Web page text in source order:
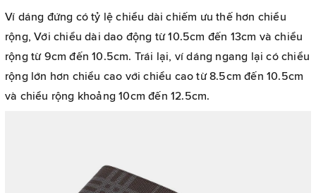
Ví dáng đứng có tỷ lệ chiều dài chiếm ưu thế hơn chiều
rộng, Với chiều dài dao động từ 10.5cm đến 13cm và chiều
rộng từ 9cm đến 10.5cm. Trái lại, ví dáng ngang lại có chiều
rộng lớn hơn chiều cao với chiều cao từ 8.5cm đến 10.5cm
và chiều rộng khoảng 10cm đến 12.5cm.